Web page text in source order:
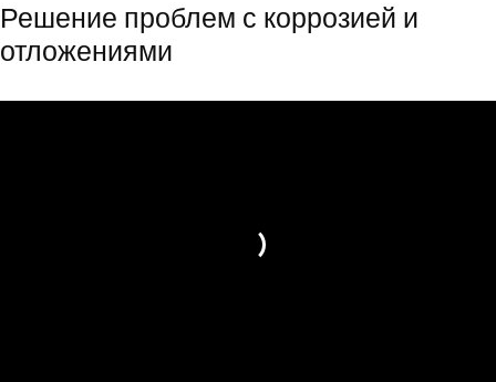
Решение проблем с коррозией и
отложениями